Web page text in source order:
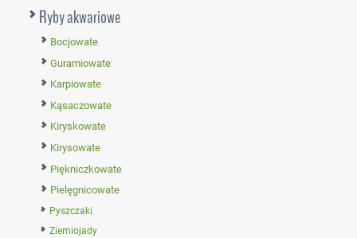
Ryby akwariowe
Bocjowate
Guramiowate
Karpiowate
Kąsaczowate
Kiryskowate
Kirysowate
Piękniczkowate
Pielęgnicowate
Pyszczaki
Ziemiojady